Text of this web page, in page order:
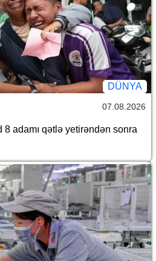
DÜNYA
07.08.2026
8 adamı qətlə yetirəndən sonra